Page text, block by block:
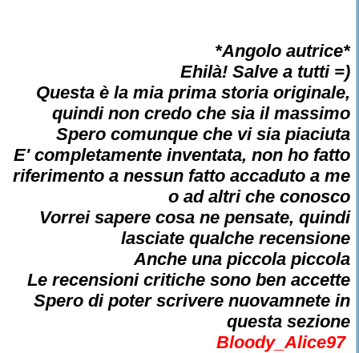
*Angolo autrice*
Ehilà! Salve a tutti =)
Questa è la mia prima storia originale,
quindi non credo che sia il massimo
Spero comunque che vi sia piaciuta
E' completamente inventata, non ho fatto
riferimento a nessun fatto accaduto a me
o ad altri che conosco
Vorrei sapere cosa ne pensate, quindi
lasciate qualche recensione
Anche una piccola piccola
Le recensioni critiche sono ben accette
Spero di poter scrivere nuovamnete in
questa sezione
Bloody_Alice97